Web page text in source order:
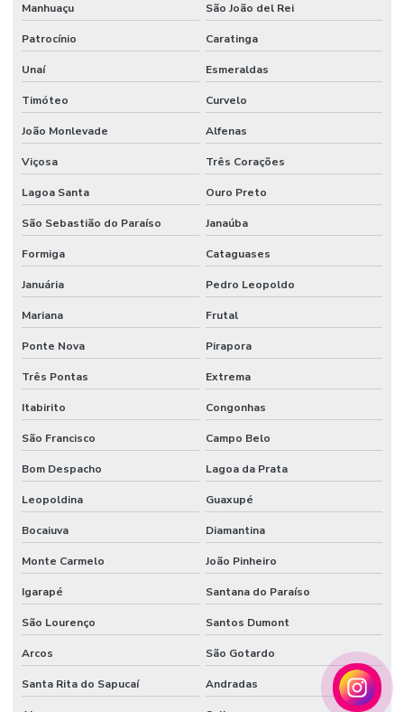
Manhuaçu São João del Rei
Patrocínio Caratinga
Unaí Esmeraldas
Timóteo Curvelo
João Monlevade Alfenas
Viçosa Três Corações
Lagoa Santa Ouro Preto
São Sebastião do Paraíso Janaúba
Formiga Cataguases
Januária Pedro Leopoldo
Mariana Frutal
Ponte Nova Pirapora
Três Pontas Extrema
Itabirito Congonhas
São Francisco Campo Belo
Bom Despacho Lagoa da Prata
Leopoldina Guaxupé
Bocaiuva Diamantina
Monte Carmelo João Pinheiro
Igarapé Santana do Paraíso
São Lourenço Santos Dumont
Arcos São Gotardo
Santa Rita do Sapucaí Andradas